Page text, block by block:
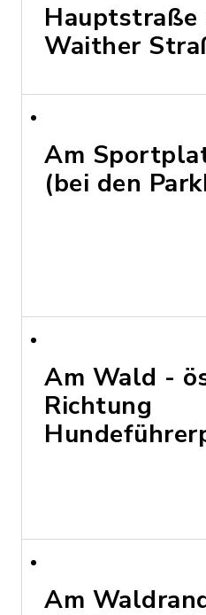
Hauptstraße
Waither
Am
(bei den
Am Wald -
Richtung
Am